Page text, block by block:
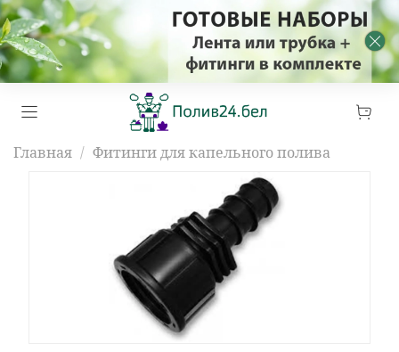
Главная Фитинги для капельного полива